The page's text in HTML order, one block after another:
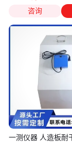
咨询
一测仪器 人造板耐